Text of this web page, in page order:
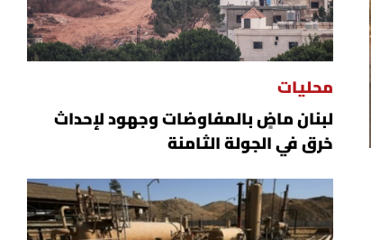
محليات
لبنان ماضٍ بالمفاوضات وجهود لإحداث
خرق في الجولة الثامنة